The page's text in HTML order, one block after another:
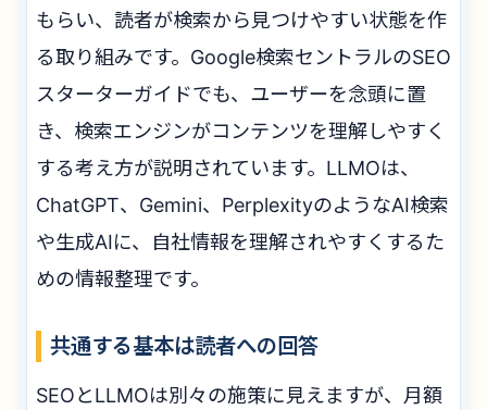
もらい、読者が検索から見つけやすい状態を作
る取り組みです。Google検索セントラルのSEO
スターターガイドでも、ユーザーを念頭に置
き、検索エンジンがコンテンツを理解しやすく
する考え方が説明されています。LLMOは、
ChatGPT、Gemini、PerplexityのようなAI検索
や生成AIに、自社情報を理解されやすくするた
めの情報整理です。
共通する基本は読者への回答
SEOとLLMOは別々の施策に見えますが、月額